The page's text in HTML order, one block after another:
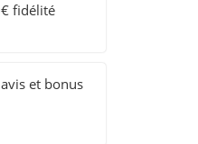
fidélité
et bonus